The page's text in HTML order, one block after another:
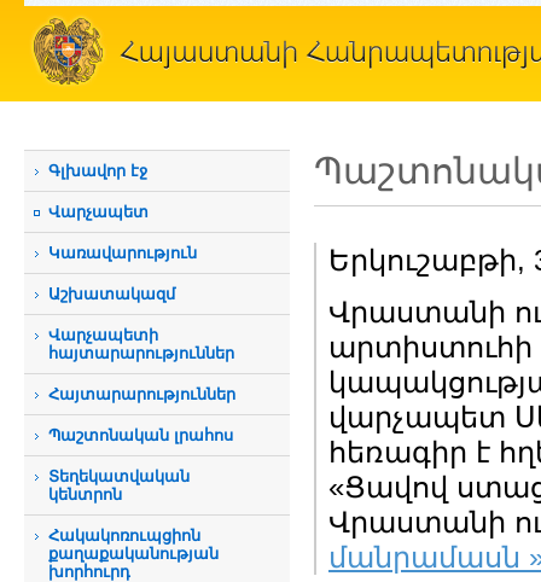
Գլխավոր էջ
Վարչապետ
Կառավարություն
Աշխատակազմ
Վարչապետի
հայտարարություններ
Հայտարարություններ
Պաշտոնական լրահոս
Տեղեկատվական
կենտրոն
Հակակոռուպցիոն
քաղաքականության
խորհուրդ
Երկուշաբթի,
Վրաստանի
արտիստուհի
վարչապետ
հեռագիր է
«Ցավով
Վրաստանի
մանրամասն